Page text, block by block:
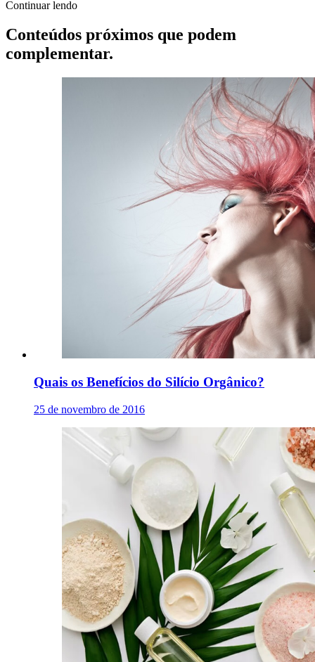
Continuar lendo
Conteúdos próximos que podem
complementar.
Quais os Benefícios do Silício Orgânico?
25 de novembro de 2016